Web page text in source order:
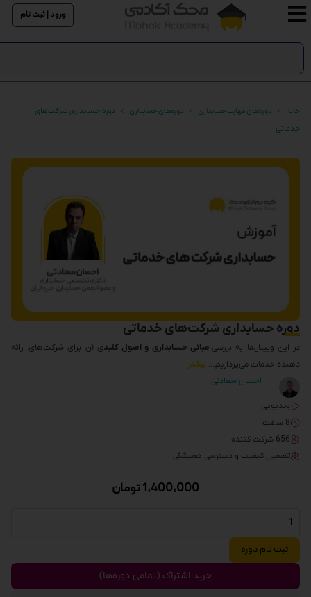
ورود | ثبت نام
خانه دوره‌های مهارت حسابداری دوره‌های حسابداری
دوره حسابداری شرکت‌های
خدماتی
دوره حسابداری شرکت‌های خدماتی
در این وبینار،ما به بررسی مبانی حسابداری و اصول کلیدی آن برای شرکت‌های ارائه
دهنده خدمات می‌پردازیم… بیشتر
احسان سعادتی
ویدیویی
8 ساعت
656 شرکت کننده
تضمین کیفیت و دسترسی همیشگی
1,400,000تومان
ثبت نام دوره
خرید اشتراک (تمامی دوره‌ها)